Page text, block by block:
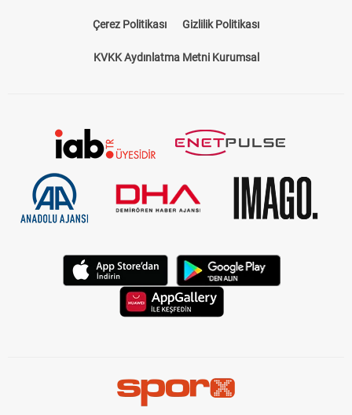
Çerez Politikası Gizlilik Politikası
KVKK Aydınlatma Metni Kurumsal